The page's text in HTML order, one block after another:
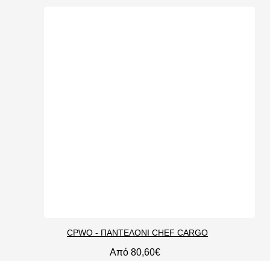
CPWO - ΠΑΝΤΕΛΟΝΙ CHEF CARGO
Από 80,60€